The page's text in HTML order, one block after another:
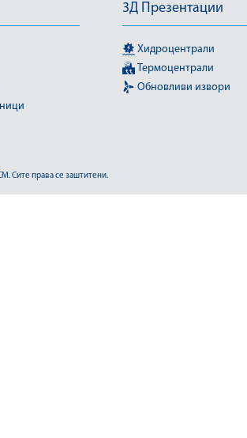
3Д Презентации
Хидроцентрали
Термоцентрали
Обновливи извори
Сите права се заштитени.